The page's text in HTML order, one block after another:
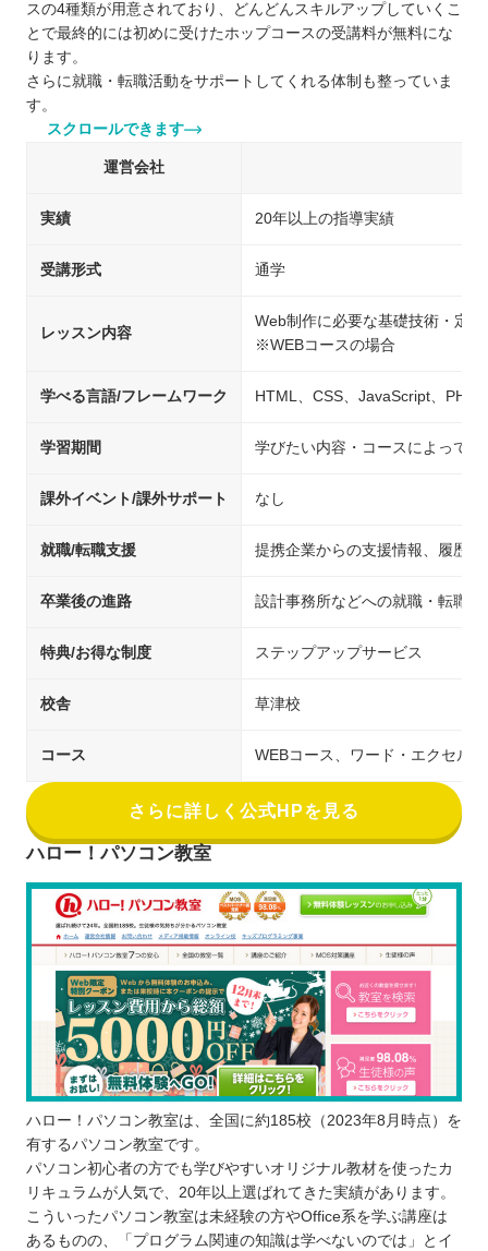
スの4種類が用意されており、どんどんスキルアップしていくこ
とで最終的には初めに受けたホップコースの受講料が無料にな
ります。
さらに就職・転職活動をサポートしてくれる体制も整っていま
す。
スクロールできます
運営会社
実績 20年以上の指導実績
受講形式 通学
レッスン内容
Web制作に必要な基礎技術・定
※WEBコースの場合
学べる言語/フレームワーク HTML、CSS、JavaScript、PHP
学習期間 学びたい内容・コースによって異
課外イベント/課外サポート なし
就職/転職支援 提携企業からの支援情報、履歴
卒業後の進路 設計事務所などへの就職・転職
特典/お得な制度 ステップアップサービス
校舎 草津校
コース WEBコース、ワード・エクセル
さらに詳しく公式HPを見る
ハロー！パソコン教室
ハロー！パソコン教室は、全国に約185校（2023年8月時点）を
有するパソコン教室です。
パソコン初心者の方でも学びやすいオリジナル教材を使ったカ
リキュラムが人気で、20年以上選ばれてきた実績があります。
こういったパソコン教室は未経験の方やOffice系を学ぶ講座は
あるものの、「プログラム関連の知識は学べないのでは」とイ